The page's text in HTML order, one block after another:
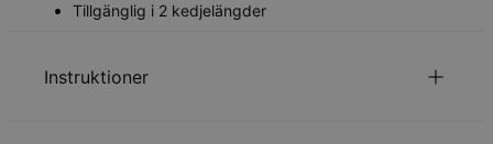
Tillgänglig i 2 kedjelängder
Instruktioner